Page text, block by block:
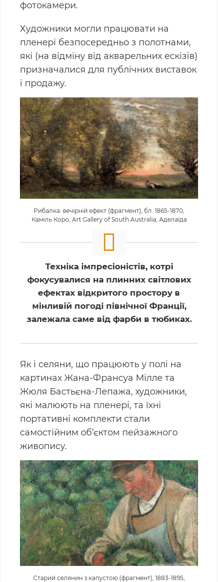
фотокамери.
Художники могли працювати на
пленері безпосередньо з полотнами,
які (на відміну від акварельних ескізів)
призначалися для публічних виставок
і продажу.
Рибалка: вечірній ефект (фрагмент), бл. 1865-1870,
Каміль Коро, Art Gallery of South Australia, Аделаїда
Техніка імпресіоністів, котрі
фокусувалися на плинних світлових
ефектах відкритого простору в
мінливій погоді північної Франції,
залежала саме від фарби в тюбиках.
Як і селяни, що працюють у полі на
картинах Жана-Франсуа Мілле та
Жюля Бастьєна-Лепажа, художники,
які малюють на пленері, та їхні
портативні комплекти стали
самостійним об’єктом пейзажного
живопису.
Старий селянин з капустою (фрагмент), 1883-1895,